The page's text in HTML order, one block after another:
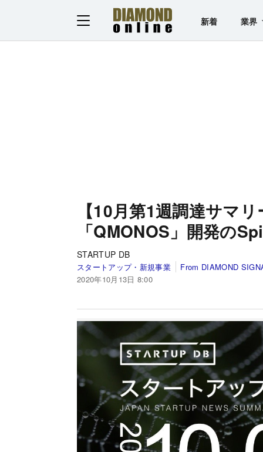
新着 業界
【10月第1週調達サマ
「QMONOS」開発の
STARTUP DB
スタートアップ・新規事業
From DIAMOND
2020年10月13日 8:00